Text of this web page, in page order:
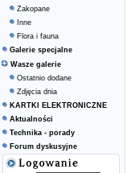
Zakopane
Inne
Flora i fauna
Galerie specjalne
Wasze galerie
Ostatnio dodane
Zdjęcia dnia
KARTKI ELEKTRONICZNE
Aktualności
Technika - porady
Forum dyskusyjne